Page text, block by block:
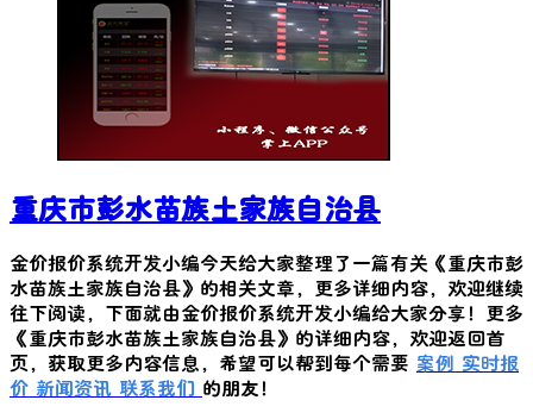
重庆市彭水苗族土家族自治县
金价报价系统开发小编今天给大家整理了一篇有关《重庆市彭
水苗族土家族自治县》的相关文章，更多详细内容，欢迎继续
往下阅读，下面就由金价报价系统开发小编给大家分享！更多
《重庆市彭水苗族土家族自治县》的详细内容，欢迎返回首
页，获取更多内容信息，希望可以帮到每个需要 案例 实时报
价 新闻资讯 联系我们 的朋友！